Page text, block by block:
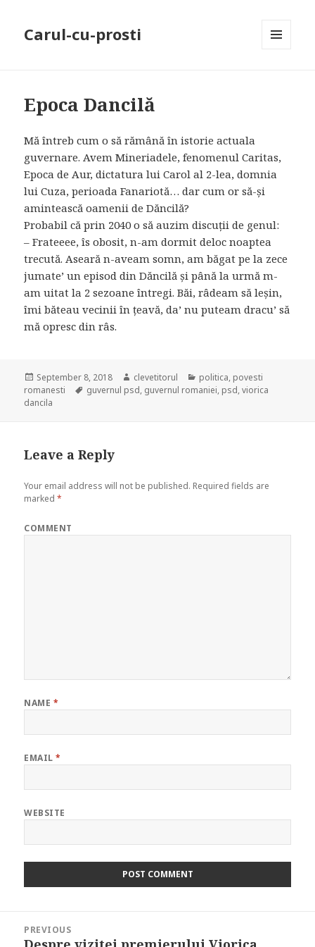
Carul-cu-prosti
Epoca Dancilă
Mă întreb cum o să rămână în istorie actuala
guvernare. Avem Mineriadele, fenomenul Caritas,
Epoca de Aur, dictatura lui Carol al 2-lea, domnia
lui Cuza, perioada Fanariotă… dar cum or să-și
amintească oamenii de Dăncilă?
Probabil că prin 2040 o să auzim discuții de genul:
– Frateeee, îs obosit, n-am dormit deloc noaptea
trecută. Aseară n-aveam somn, am băgat pe la zece
jumate’ un episod din Dăncilă și până la urmă m-
am uitat la 2 sezoane întregi. Băi, râdeam să leșin,
îmi băteau vecinii în țeavă, da’ nu puteam dracu’ să
mă opresc din râs.
Posted
on
September 8, 2018 Author
clevetitorul Categories
politica, povesti
romanesti
Tags
guvernul psd, guvernul romaniei, psd,viorica
dancila
Leave a Reply
Your email address will not be published. Required fields are
marked*
COMMENT
NAME *
EMAIL*
WEBSITE
navigation
PREVIOUS